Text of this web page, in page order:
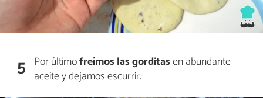
5 Por últimofreímos las gorditasen abundante
aceite y dejamos escurrir.